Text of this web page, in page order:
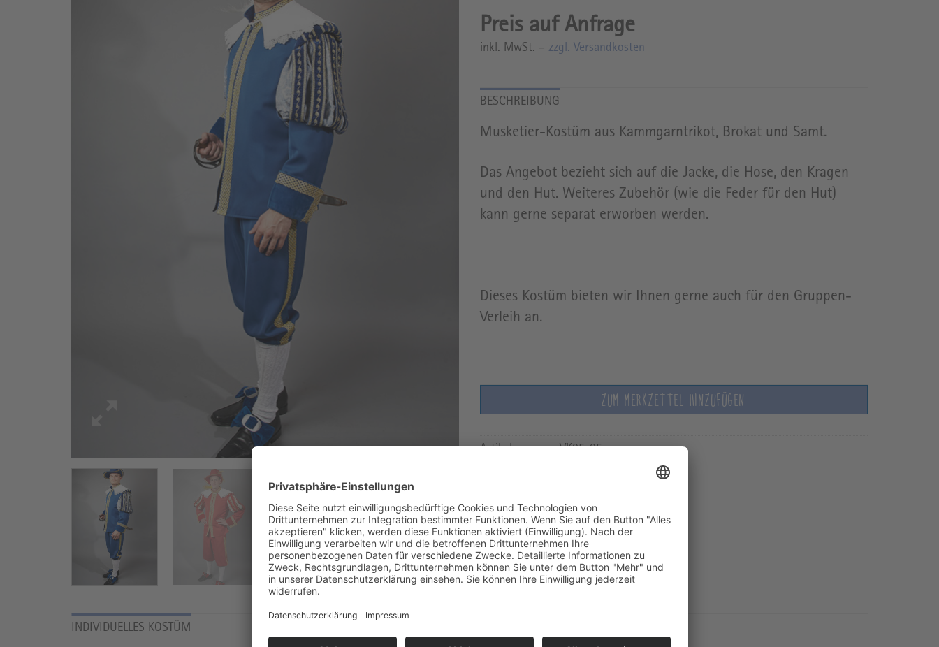
inkl. MwSt. – zzgl. Versandkosten
Musketier-Kostüm aus Kammgarntrikot, Brokat und Samt.
Das Angebot bezieht sich auf die Jacke, die Hose, den Kragen
und den Hut. Weiteres Zubehör (wie die Feder für den Hut)
kann gerne separat erworben werden.
Dieses Kostüm bieten wir Ihnen gerne auch für den Gruppen-
Verleih an.
ZUM MERKZETTEL HINZUFÜGEN
Artikelnummer:VK05-05
Sie wollen einen Artikel kaufen?
Informationen zur Maßanfertigung
INDIVIDUELLES KOSTÜM